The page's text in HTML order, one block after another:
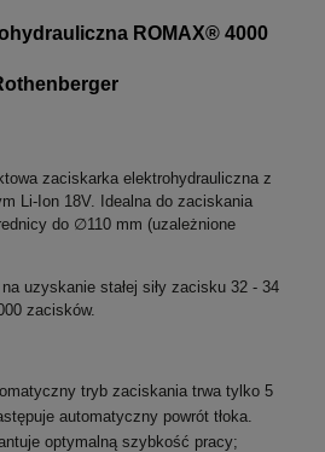
ROMAX® 4000
zaciskarka elektrohydrauliczna z
Li-Ion 18V. Idealna do zaciskania
do ∅110 mm (uzależnione
uzyskanie stałej siły zacisku 32 - 34
zacisków.
tryb zaciskania trwa tylko 5
automatyczny powrót tłoka.
optymalną szybkość pracy;